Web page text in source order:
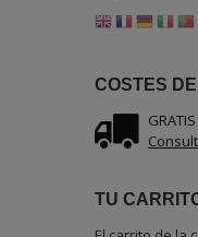
COSTES
TU